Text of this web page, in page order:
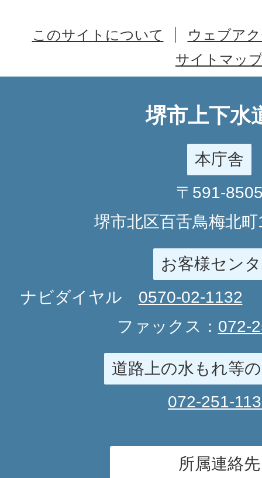
このサイトについて
ウェブア
サイトマッ
堺市上下水
本庁舎
〒591-
堺市北区百舌鳥梅北
お客様セン
ナビダイヤル 0570-02-1132
ファックス： 072-
道路上の水もれ等
072-251-
所属連絡先